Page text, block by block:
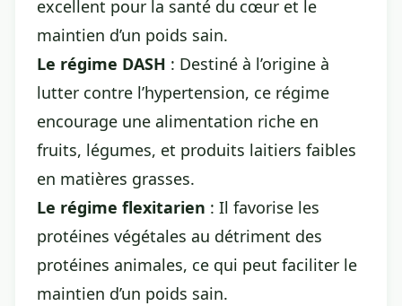
excellent pour la santé du cœur et le
maintien d’un poids sain.
Le régime DASH : Destiné à l’origine à
lutter contre l’hypertension, ce régime
encourage une alimentation riche en
fruits, légumes, et produits laitiers faibles
en matières grasses.
Le régime flexitarien : Il favorise les
protéines végétales au détriment des
protéines animales, ce qui peut faciliter le
maintien d’un poids sain.